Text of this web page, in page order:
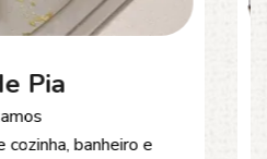
de Esgoto
de esgoto
e eficientes para